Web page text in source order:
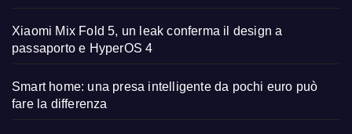
Xiaomi Mix Fold 5, un leak conferma il design a
passaporto e HyperOS 4
Smart home: una presa intelligente da pochi euro può
fare la differenza